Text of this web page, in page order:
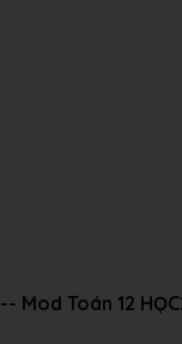
-- Mod Toán 12